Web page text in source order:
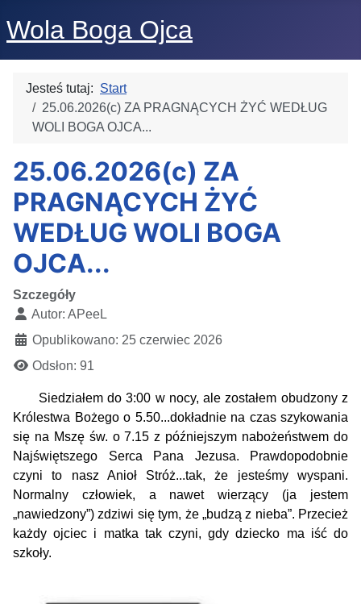
Wola Boga Ojca
Jesteś tutaj: Start
25.06.2026(c) ZA PRAGNĄCYCH ŻYĆ WEDŁUG
WOLI BOGA OJCA...
25.06.2026(c) ZA
PRAGNĄCYCH ŻYĆ
WEDŁUG WOLI BOGA
OJCA...
Szczegóły
Autor: APeeL
Opublikowano: 25 czerwiec 2026
Odsłon: 91
Siedziałem do 3:00 w nocy, ale zostałem obudzony z
Królestwa Bożego o 5.50...dokładnie na czas szykowania
się na Mszę św. o 7.15 z późniejszym nabożeństwem do
Najświętszego Serca Pana Jezusa.
Prawdopodobnie
czyni to nasz Anioł Stróż...tak, że jesteśmy wyspani.
Normalny człowiek, a nawetwierzący (ja jestem
„nawiedzony”) zdziwi się tym, że „budzą z nieba”. Przecież
każdy ojciec i matka tak czyni, gdy dziecko ma iść do
szkoły.